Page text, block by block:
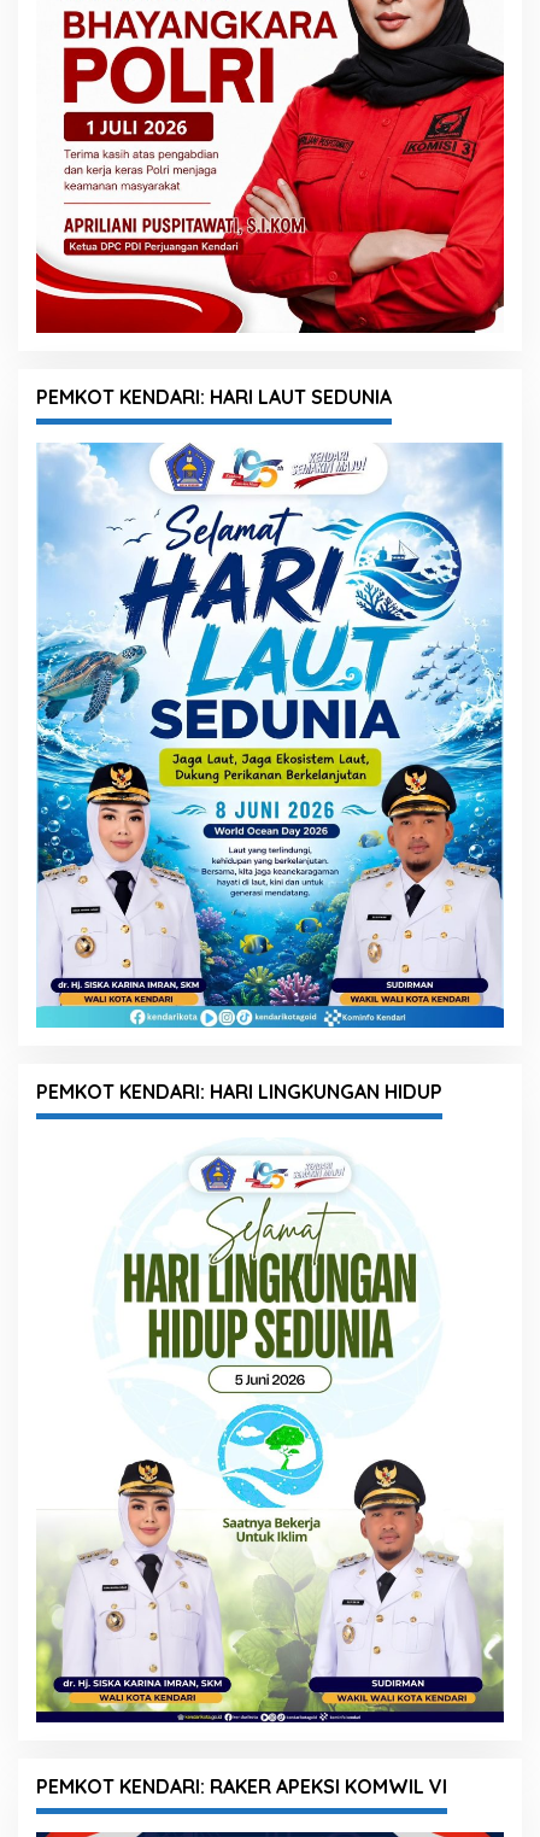
PEMKOT KENDARI: HARI LAUT SEDUNIA
PEMKOT KENDARI: HARI LINGKUNGAN HIDUP
PEMKOT KENDARI: RAKER APEKSI KOMWIL VI